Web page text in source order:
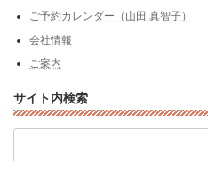
ご予約カレンダー（山田 真智子）
会社情報
ご案内
サイト内検索